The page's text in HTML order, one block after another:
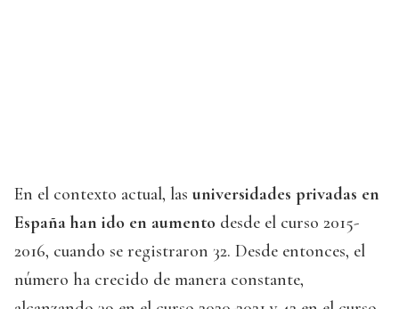
En el contexto actual, las universidades privadas en
España han ido en aumento desde el curso 2015-
2016, cuando se registraron 32. Desde entonces, el
número ha crecido de manera constante,